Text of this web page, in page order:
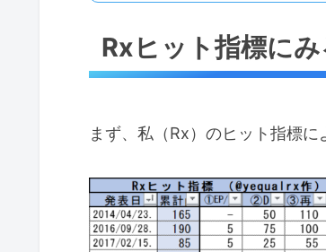
Rxヒット指標に
まず、私（Rx）のヒット指標に